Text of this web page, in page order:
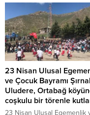
etkinliğe LÖSEV gönüllüleri
katılarak, kansertedavisi
çocuklara ve ailelerine
olabilmek için çeşitli
yaptı. Türkiye’de her yıl
200 bin kişi kansere
ve binlerce insan bu
hayatınıkaybediyor. Konuyla
toplumsal bilinç...
23 Nisan Ulusal
ve Çocuk Bayramı
Uludere, Ortabağ
coşkulu bir törenle
23 Nisan Ulusal Egemenlik